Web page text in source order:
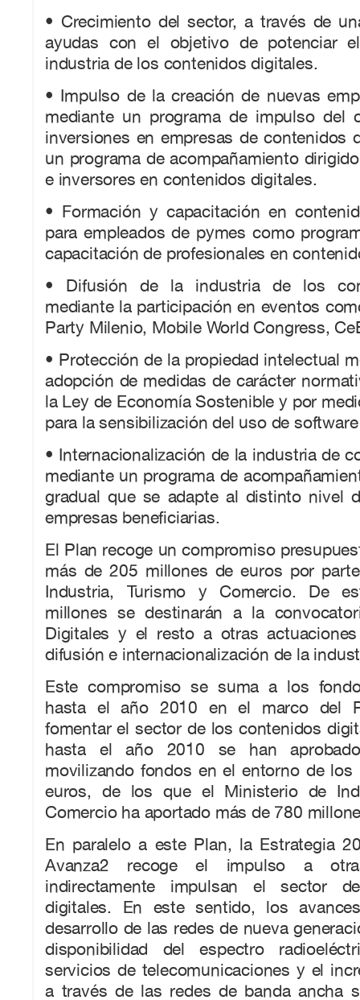
• Crecimiento del sector, a través de
ayudas con el objetivo de potenciar
industria de los contenidos digitales.
• Impulso de la creación de nuevas
mediante un programa de impulso del
inversiones en empresas de contenidos
un programa de acompañamiento
e inversores en contenidos digitales.
• Formación y capacitación en
para empleados de pymes como
capacitación de profesionales en
• Difusión de la industria de los
mediante la participación en eventos
Party Milenio, Mobile World Congress,
• Protección de la propiedad intelectual
adopción de medidas de carácter
la Ley de Economía Sostenible y por
para la sensibilización del uso de
• Internacionalización de la industria de
mediante un programa de
gradual que se adapte al distinto nivel
empresas beneficiarias.
El Plan recoge un compromiso
más de 205 millones de euros por
Industria, Turismo y Comercio. De
millones se destinarán a la
Digitales y el resto a otras
difusión e internacionalización de la
Este compromiso se suma a los
hasta el año 2010 en el marco del
fomentar el sector de los contenidos
hasta el año 2010 se han
movilizando fondos en el entorno de
euros, de los que el Ministerio de
Comercio ha aportado más de 780
En paralelo a este Plan, la Estrategia
Avanza2 recoge el impulso a
indirectamente impulsan el sector
digitales. En este sentido, los
desarrollo de las redes de nueva
disponibilidad del espectro
servicios de telecomunicaciones y el
a través de las redes de banda ancha